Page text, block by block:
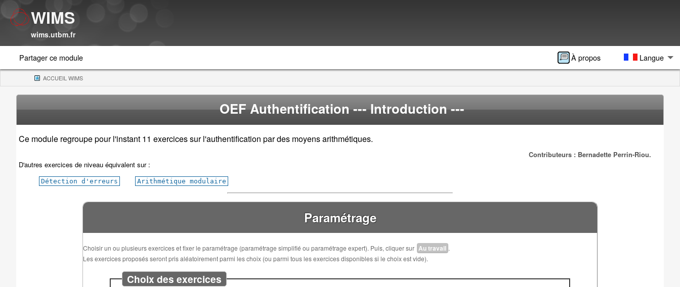
WIMS
wims.utbm.fr
Partager ce module À propos Langue
ACCUEIL WIMS(CURRENT)
OEF Authentification--- Introduction ---
Ce module regroupe pour l'instant 11 exercices sur l'authentification par des moyens arithmétiques.
Contributeurs : Bernadette Perrin-Riou.
D'autres exercices de niveau équivalent sur :
Détection d'erreurs Arithmétique modulaire
Paramétrage
Choisir un ou plusieurs exercices et fixer le paramétrage (paramétrage simplifié ou paramétrage expert). Puis, cliquer sur Au travail .
Les exercices proposés seront pris aléatoirement parmi les choix (ou parmi tous les exercices disponibles si le choix est vide).
Choix des exercices